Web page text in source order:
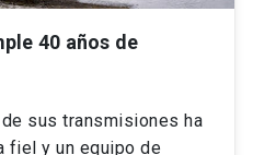
40 años de
sus transmisiones ha
fiel y un equipo de